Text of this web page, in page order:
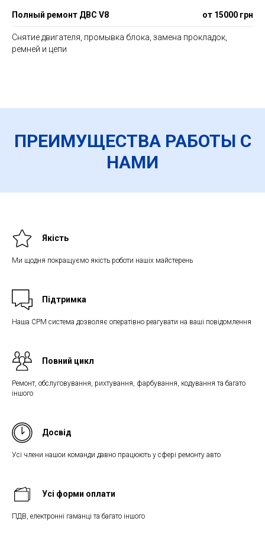
Полный ремонт ДВС V8 от 15000 грн
Снятие двигателя, промывка блока, замена прокладок,
ремней и цепи
ПРЕИМУЩЕСТВА РАБОТЫ С
НАМИ
Якість
Ми щодня покращуємо якість роботи нашіх майстерень
Підтримка
Наша СРМ система дозволяє оператівно реагувати на ваші повідомлення
Повний цикл
Ремонт, обслуговування, рихтування, фарбування, кодування та багато
іншого
Досвід
Усі члени нашои команди давно працюють у сфері ремонту авто
Усі форми оплати
ПДВ, електронні гаманці та багато іншого